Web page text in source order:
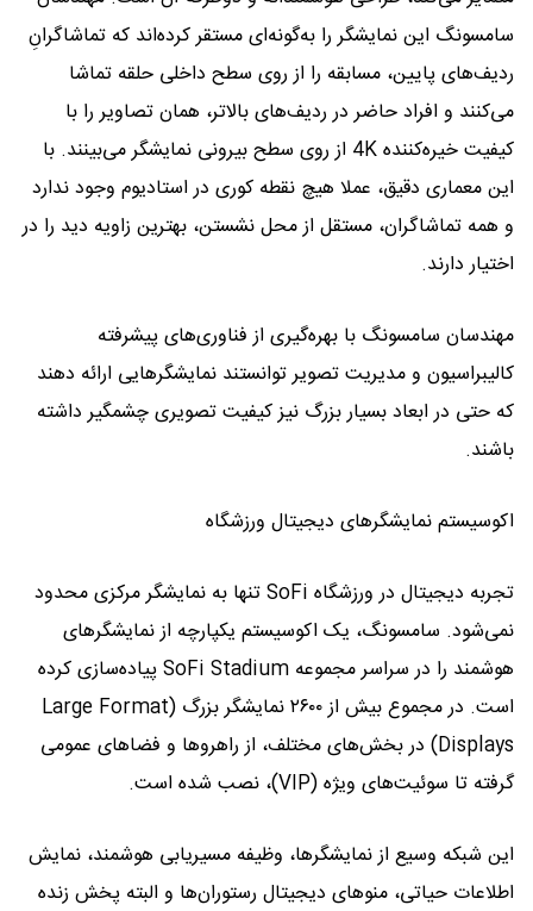
سامسونگ این نمایشگر را به‌گونه‌ای مستقر کرده‌اند که تماشاگرانِ
ردیف‌های پایین، مسابقه را از روی سطح داخلی حلقه تماشا
می‌کنند و افراد حاضر در ردیف‌های بالاتر، همان تصاویر را با
کیفیت خیره‌کننده 4K از روی سطح بیرونی نمایشگر می‌بینند. با
این معماری دقیق، عملا هیچ نقطه کوری در استادیوم وجود ندارد
و همه تماشاگران، مستقل از محل نشستن، بهترین زاویه دید را در
اختیار دارند.
مهندسان سامسونگ با بهره‌گیری از فناوری‌های پیشرفته
کالیبراسیون و مدیریت تصویر توانستند نمایشگرهایی ارائه دهند
که حتی در ابعاد بسیار بزرگ نیز کیفیت تصویری چشمگیر داشته
باشند.
اکوسیستم نمایشگرهای دیجیتال ورزشگاه
تجربه دیجیتال در ورزشگاه SoFi تنها به نمایشگر مرکزی محدود
نمی‌شود. سامسونگ، یک اکوسیستم یکپارچه از نمایشگرهای
هوشمند را در سراسر مجموعه SoFi Stadium پیاده‌سازی کرده‌
است. در مجموع بیش از ۲۶۰۰ نمایشگر بزرگ (Large Format
Displays) در بخش‌های مختلف، از راهروها و فضاهای عمومی
گرفته تا سوئیت‌های ویژه (VIP)، نصب شده است.
این شبکه وسیع از نمایشگرها، وظیفه مسیریابی هوشمند، نمایش
اطلاعات حیاتی، منوهای دیجیتال رستوران‌ها و البته پخش زنده